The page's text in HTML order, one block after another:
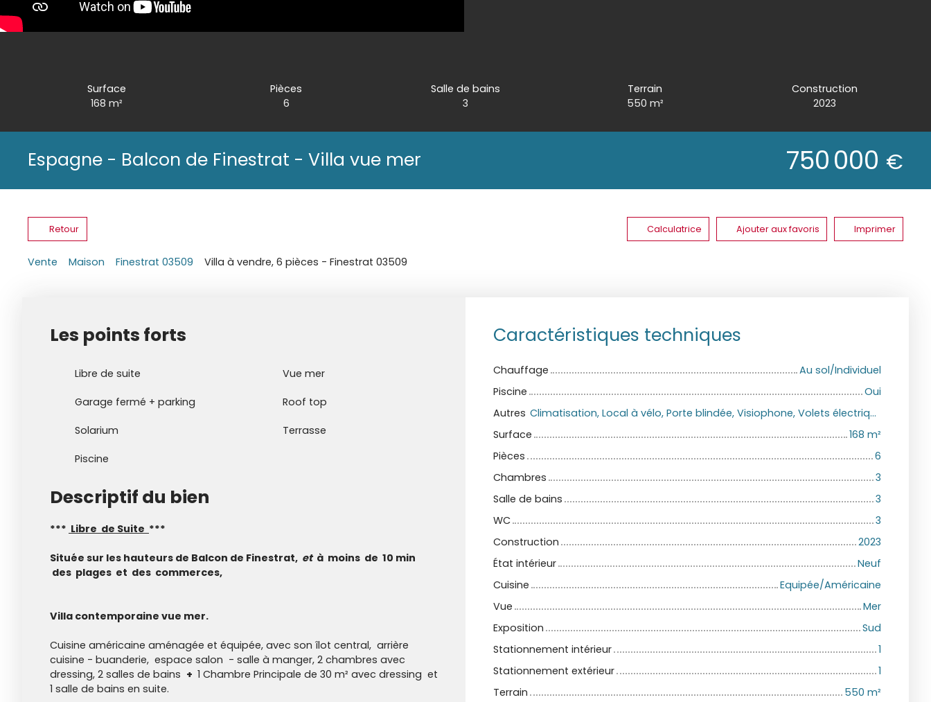
Surface
168 m²
Pièces
6
Salle de bains
3
Terrain
550 m²
Construction
2023
Espagne - Balcon de Finestrat - Villa vue mer 750 000 €
Retour Calculatrice Ajouter aux favoris Imprimer
Vente Maison Finestrat 03509 Villa à vendre, 6 pièces - Finestrat 03509
Les points forts
Libre de suite Vue mer
Garage fermé + parking Roof top
Solarium Terrasse
Piscine
Descriptif du bien
*** Libre de Suite ***
Située sur les hauteurs de Balcon de Finestrat, et à moins de 10 min
des plages et des commerces,
Villa contemporaine vue mer.
Cuisine américaine aménagée et équipée, avec son îlot central, arrière
cuisine - buanderie, espace salon - salle à manger, 2 chambres avec
dressing, 2 salles de bains + 1 Chambre Principale de 30 m² avec dressing et
1 salle de bains en suite.
Caractéristiques techniques
Chauffage
Au sol/Individuel
Piscine
Oui
Autres
Climatisation, Local à vélo, Porte blindée, Visiophone, Volets électriques
Surface
168 m²
Pièces
6
Chambres
3
Salle de bains
3
WC
3
Construction
2023
État intérieur
Neuf
Cuisine
Equipée/Américaine
Vue
Mer
Exposition
Sud
Stationnement intérieur
1
Stationnement extérieur
1
Terrain
550 m²